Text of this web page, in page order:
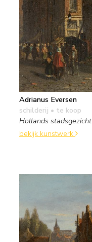
Adrianus Eversen
schilderij • te koop
Hollands stadsgezicht
bekijk kunstwerk